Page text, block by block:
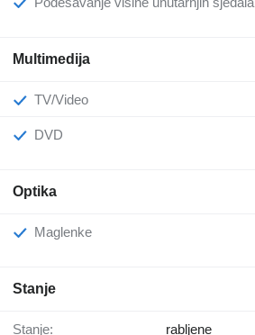
Multimedija
TV/Video
DVD
Optika
Maglenke
Stanje
Stanje: rabljene